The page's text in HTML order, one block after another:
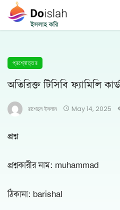
প্রশ্নোত্তর
অতিরিক্ত টিসিবি ফ্যামিলি
রাশেদুল ইসলাম May 14, 2025
প্রশ্ন
প্রশ্নকারীর নাম: muhammad
ঠিকানা: barishal